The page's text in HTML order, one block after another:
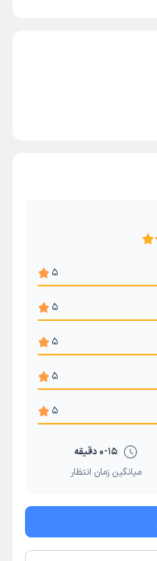
5
5
5
5
5
0-15 دقیقه
میانگین زمان انتظار